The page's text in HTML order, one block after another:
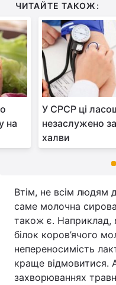
ЧИТАЙТЕ ТАКОЖ:
на
У СРСР ці
незаслужено
халви
Втім, не всім людям
саме молочна
також є. Наприклад,
білок коров’ячого
непереносимість
краще відмовитися.
захворюваннях